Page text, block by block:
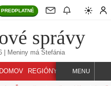
PREDPLATNÉ
správy
| Meniny má Štefánia
DOMOV REGIÓNY INDEX SVET
MENU